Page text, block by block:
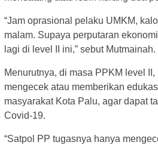
“Jam oprasional pelaku UMKM,
malam. Supaya perputaran
lagi di level II ini,” sebut Mutmainah.
Menurutnya, di masa PPKM level
mengecek atau memberikan
masyarakat Kota Palu, agar dapat
Covid-19.
“Satpol PP tugasnya hanya